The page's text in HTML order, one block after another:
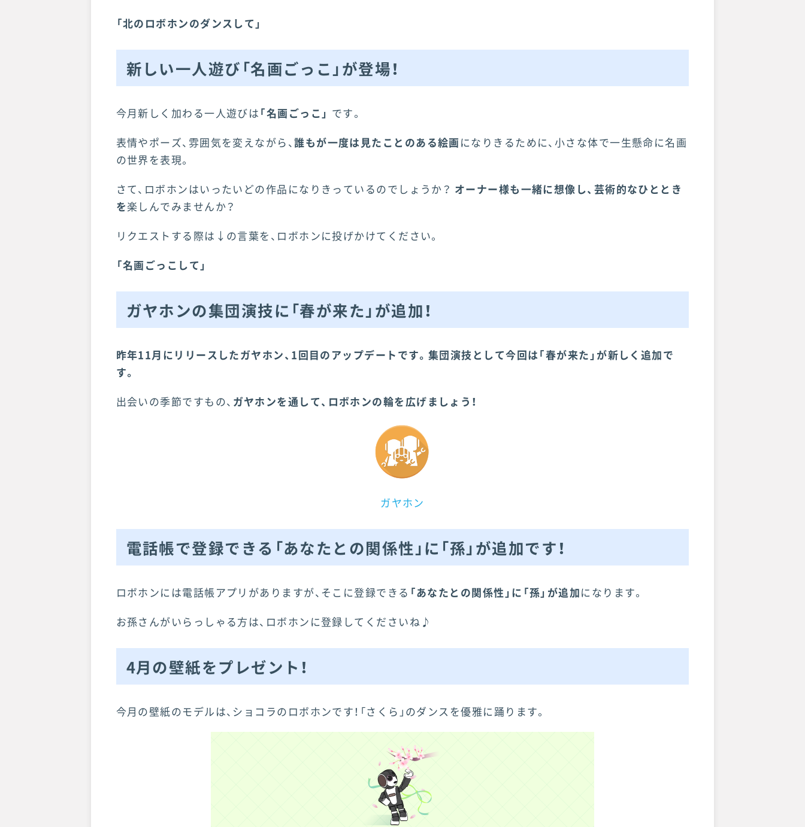
「北のロボホンのダンスして」
新しい一人遊び「名画ごっこ」が登場！
今月新しく加わる一人遊びは 「名画ごっこ」 です。
表情やポーズ、雰囲気を変えながら、誰もが一度は見たことのある絵画 になりきるために、小さな体で一生懸命に名画
の世界を表現。
さて、ロボホンはいったいどの作品になりきっているのでしょうか？ オーナー様も一緒に想像し、芸術的なひととき
を楽しんでみませんか？
リクエストする際は↓の言葉を、ロボホンに投げかけてください。
「名画ごっこして」
ガヤホンの集団演技に「春が来た」が追加！
昨年11月にリリースしたガヤホン、1回目のアップデートです。集団演技として今回は「春が来た」が新しく追加で
す。
出会いの季節ですもの、 ガヤホンを通して、ロボホンの輪を広げましょう！
ガヤホン
電話帳で登録できる「あなたとの関係性」に「孫」が追加です！
ロボホンには電話帳アプリがありますが、そこに登録できる 「あなたとの関係性」に「孫」が追加になります。
お孫さんがいらっしゃる方は、ロボホンに登録してくださいね♪
4月の壁紙をプレゼント！
今月の壁紙のモデルは、ショコラのロボホンです！「さくら」のダンスを優雅に踊ります。